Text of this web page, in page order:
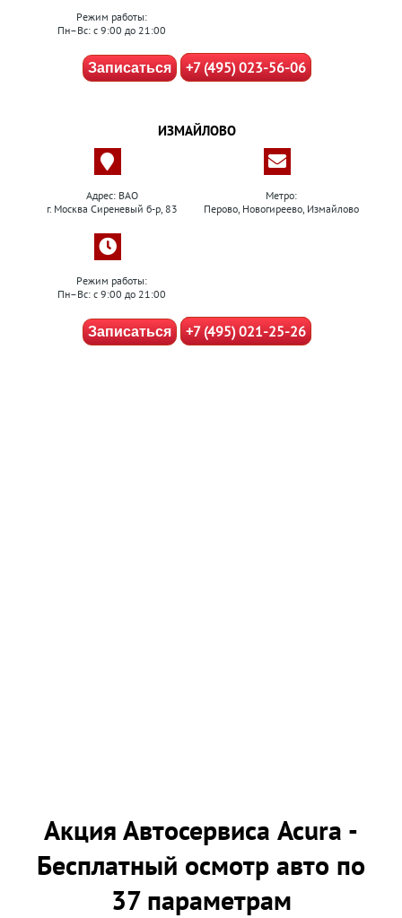
Режим работы:
Пн–Вс: с 9:00 до 21:00
Записаться +7 (495) 023-56-06
ИЗМАЙЛОВО
Адрес: ВАО
г. Москва Сиреневый б-р, 83
Метро:
Перово, Новогиреево, Измайлово
Режим работы:
Пн–Вс: с 9:00 до 21:00
Записаться +7 (495) 021-25-26
Акция Автосервиса Acura -
Бесплатный осмотр авто по
37 параметрам